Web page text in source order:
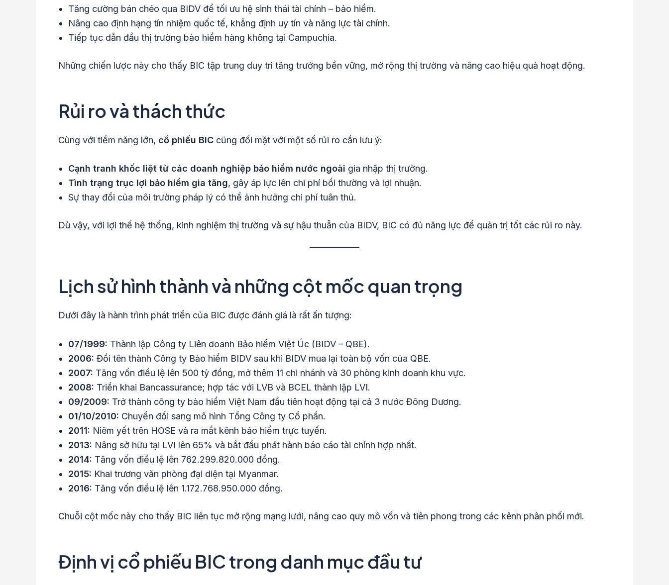
Tăng cường bán chéo qua BIDV để tối ưu hệ sinh thái tài chính – bảo hiểm.
Nâng cao định hạng tín nhiệm quốc tế, khẳng định uy tín và năng lực tài chính.
Tiếp tục dẫn đầu thị trường bảo hiểm hàng không tại Campuchia.
Những chiến lược này cho thấy BIC tập trung duy trì tăng trưởng bền vững, mở rộng thị trường và nâng cao hiệu quả hoạt động.
Rủi ro và thách thức
Cùng với tiềm năng lớn, cổ phiếu BIC cũng đối mặt với một số rủi ro cần lưu ý:
Cạnh tranh khốc liệt từ các doanh nghiệp bảo hiểm nước ngoài gia nhập thị trường.
Tình trạng trục lợi bảo hiểm gia tăng, gây áp lực lên chi phí bồi thường và lợi nhuận.
Sự thay đổi của môi trường pháp lý có thể ảnh hưởng chi phí tuân thủ.
Dù vậy, với lợi thế hệ thống, kinh nghiệm thị trường và sự hậu thuẫn của BIDV, BIC có đủ năng lực để quản trị tốt các rủi ro này.
Lịch sử hình thành và những cột mốc quan trọng
Dưới đây là hành trình phát triển của BIC được đánh giá là rất ấn tượng:
07/1999: Thành lập Công ty Liên doanh Bảo hiểm Việt Úc (BIDV – QBE).
2006: Đổi tên thành Công ty Bảo hiểm BIDV sau khi BIDV mua lại toàn bộ vốn của QBE.
2007: Tăng vốn điều lệ lên 500 tỷ đồng, mở thêm 11 chi nhánh và 30 phòng kinh doanh khu vực.
2008: Triển khai Bancassurance; hợp tác với LVB và BCEL thành lập LVI.
09/2009: Trở thành công ty bảo hiểm Việt Nam đầu tiên hoạt động tại cả 3 nước Đông Dương.
01/10/2010: Chuyển đổi sang mô hình Tổng Công ty Cổ phần.
2011: Niêm yết trên HOSE và ra mắt kênh bảo hiểm trực tuyến.
2013: Nâng sở hữu tại LVI lên 65% và bắt đầu phát hành báo cáo tài chính hợp nhất.
2014: Tăng vốn điều lệ lên 762.299.820.000 đồng.
2015: Khai trương văn phòng đại diện tại Myanmar.
2016: Tăng vốn điều lệ lên 1.172.768.950.000 đồng.
Chuỗi cột mốc này cho thấy BIC liên tục mở rộng mạng lưới, nâng cao quy mô vốn và tiên phong trong các kênh phân phối mới.
Định vị cổ phiếu BIC trong danh mục đầu tư